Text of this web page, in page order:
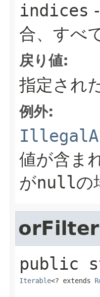
indices
合、すべ
戻り値:
指定され
例外:
値が含ま
がnullの
orFilter
public
Iterable<? extends